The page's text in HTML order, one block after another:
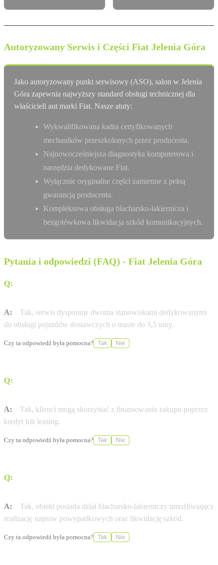
Autoryzowany Serwis i Części Fiat Jelenia Góra
Jako autoryzowany punkt serwisowy (ASO), salon w Jelenia
Góra zapewnia najwyższy standard obsługi technicznej dla
właścicieli aut marki Fiat. Nasze atuty:
Wykwalifikowana kadra certyfikowanych
mechaników przeszkolonych przez producenta.
Najnowocześniejsza diagnostyka komputerowa i
narzędzia dedykowane Fiat.
Wyłącznie oryginalne części zamienne z pełną
gwarancją producenta.
Kompleksowa obsługa blacharsko-lakiernicza i
bezgotówkowa likwidacja szkód komunikacyjnych.
Pytania i odpowiedzi (FAQ) - Fiat Jelenia Góra
Q:
A:
Tak, serwis dysponuje dwoma stanowiskami dedykowanymi
do obsługi pojazdów dostawczych o masie do 3,5 tony.
Czy ta odpowiedź była pomocna? Tak Nie
Q:
A:
Tak, klienci mogą skorzystać z finansowania zakupu poprzez
kredyt lub leasing.
Czy ta odpowiedź była pomocna? Tak Nie
Q:
A:
Tak, obiekt posiada dział blacharsko-lakierniczy umożliwiający
realizację napraw powypadkowych oraz likwidację szkód.
Czy ta odpowiedź była pomocna? Tak Nie